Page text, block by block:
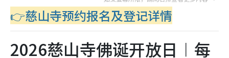
👉慈山寺预约报名及登记详情
2026慈山寺佛诞开放日︱每